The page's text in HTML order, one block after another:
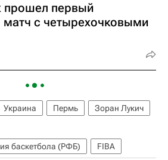
прошел первый
матч с четырехочковыми
Украина Пермь
Зоран Лукич
баскетбола (РФБ)
FIBA